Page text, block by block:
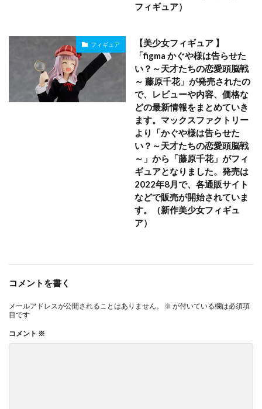
フィギュア）
フィギュア
【美少女フィギュア 】
「figma かぐや様は告らせた
い？～天才たちの恋愛頭脳戦
～ 藤原千花」が発売されたの
で、レビューや内容、価格な
どの最新情報をまとめていき
ます。マックスファクトリー
より「かぐや様は告らせた
い？～天才たちの恋愛頭脳戦
～」から「藤原千花」がフィ
ギュアとなりました。発売は
2022年8月で、各通販サイト
などで販売が開始されていま
す。（新作美少女フィギュ
ア）
コメントを書く
メールアドレスが公開されることはありません。 ※ が付いている欄は必須項
目です
コメント ※